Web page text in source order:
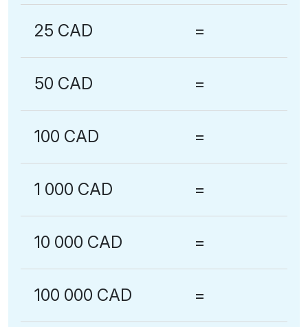
25 CAD =
50 CAD =
100 CAD =
1 000 CAD =
10 000 CAD =
100 000 CAD =